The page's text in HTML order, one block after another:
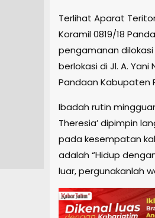
Terlihat Aparat
Koramil 0819/18
pengamanan dilokasi
berlokasi di Jl. A.
Pandaan Kabupaten
Ibadah rutin
Theresia’ dipimpin
pada kesempatan
adalah “Hidup
luar, pergunakanlah